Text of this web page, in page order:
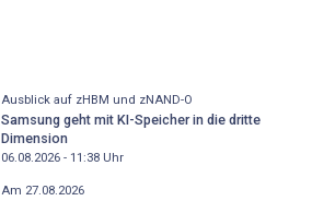
Ausblick auf zHBM und zNAND-O
Samsung geht mit KI-Speicher in die dritte
Dimension
06.08.2026 - 11:38Uhr
Am 27.08.2026